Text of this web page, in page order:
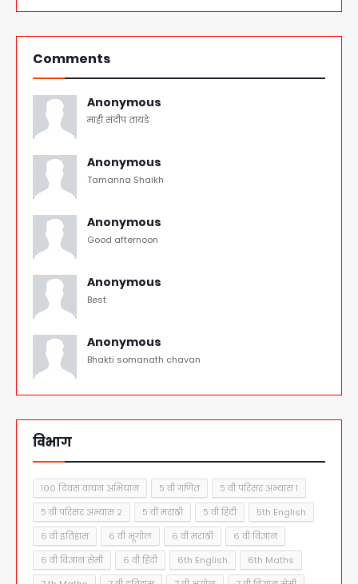
Comments
Anonymous
माही संदीप तायडे
Anonymous
Tamanna Shaikh
Anonymous
Good afternoon
Anonymous
Best
Anonymous
Bhakti somanath chavan
विभाग
१०० दिवस वाचन अभियान ५ वी गणित
५ वी परिसर अभ्यास १
५ वी परिसर अभ्यास २
५ वी मराठी ५ वी हिंदी
5th English
६ वी इतिहास
६ वी भूगोल ६ वी मराठी
६ वी विज्ञान
६ वी विज्ञान सेमी
६ वी हिंदी 6th English
6th Maths